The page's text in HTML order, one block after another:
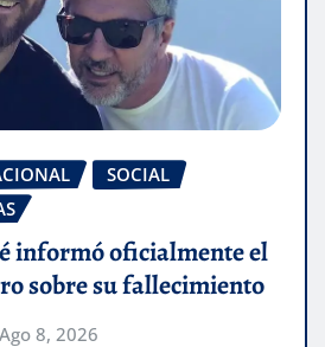
SOCIAL
informó oficialmente el
sobre su fallecimiento
Ago 8, 2026